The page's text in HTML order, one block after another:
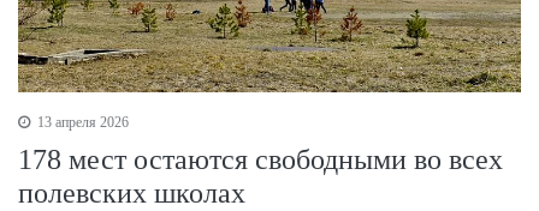
13 апреля 2026
178 мест остаются свободными во всех
полевских школах